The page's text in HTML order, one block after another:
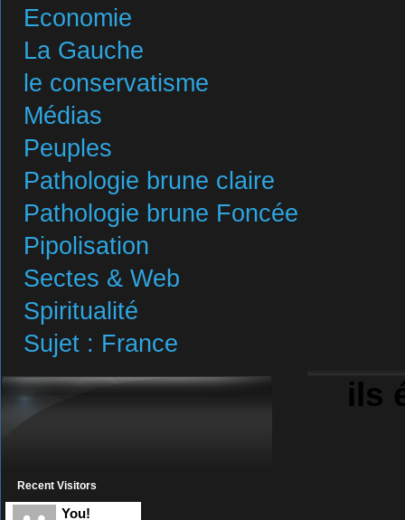
Economie
La Gauche
le conservatisme
Médias
Peuples
Pathologie brune claire
Pathologie brune Foncée
Pipolisation
Sectes & Web
Spiritualité
Sujet : France
ils
Recent Visitors
You!